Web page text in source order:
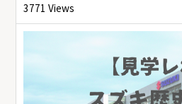
3771 Views